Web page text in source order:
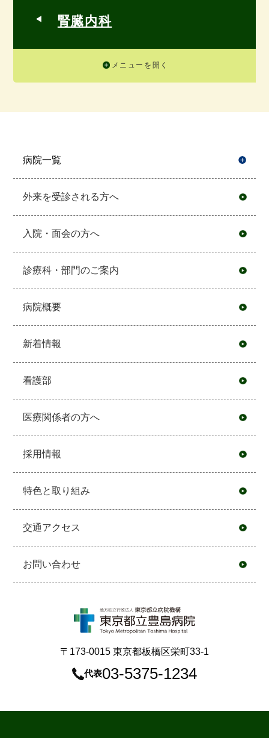
腎臓内科
メニューを開く
病院一覧
外来を受診される方へ
入院・面会の方へ
診療科・部門のご案内
病院概要
新着情報
看護部
医療関係者の方へ
採用情報
特色と取り組み
交通アクセス
お問い合わせ
〒173-0015 東京都板橋区栄町33-1
代表03-5375-1234